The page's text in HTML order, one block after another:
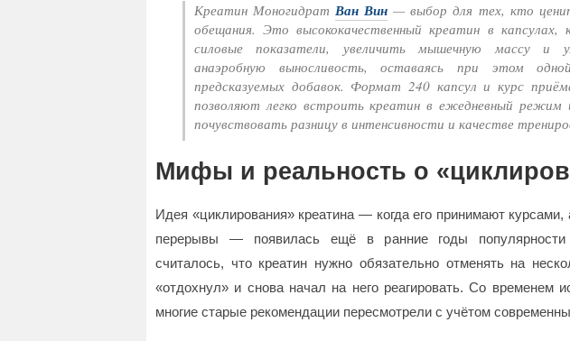
Креатин МоногидратВан Вин — выбор для тех, кто
обещания. Это высококачественный креатин в
силовые показатели, увеличить мышечную массу и
анаэробную выносливость, оставаясь при этом
предсказуемых добавок. Формат 240 капсул и курс
позволяют легко встроить креатин в ежедневный
почувствовать разницу в интенсивности и качестве
Мифы и реальность о
Идея «циклирования» креатина — когда его принимают
перерывы — появилась ещё в ранние годы популярности
считалось, что креатин нужно обязательно отменять на
«отдохнул» и снова начал на него реагировать. Со временем
многие старые рекомендации пересмотрели с учётом